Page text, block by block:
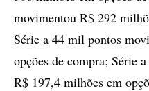
movimentou R$ 292
Série a 44 mil pontos
opções de compra; Série
R$ 197,4 milhões em